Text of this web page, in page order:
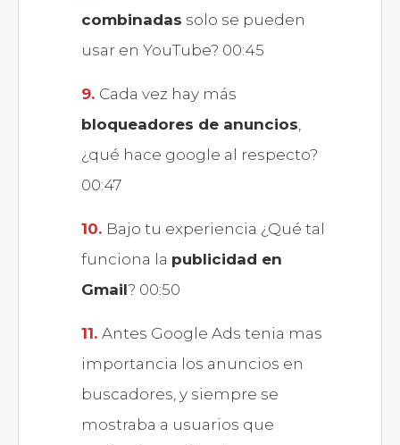
combinadas solo se pueden
usar en YouTube? 00:45
Cada vez hay más
bloqueadores de anuncios,
¿qué hace google al respecto?
00:47
Bajo tu experiencia ¿Qué tal
funciona la publicidad en
Gmail? 00:50
Antes Google Ads tenia mas
importancia los anuncios en
buscadores, y siempre se
mostraba a usuarios que